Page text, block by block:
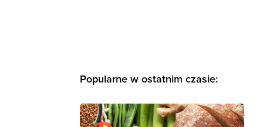
Popularne w ostatnim czasie: